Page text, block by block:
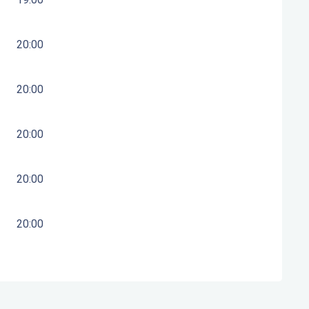
20:00
20:00
20:00
20:00
20:00